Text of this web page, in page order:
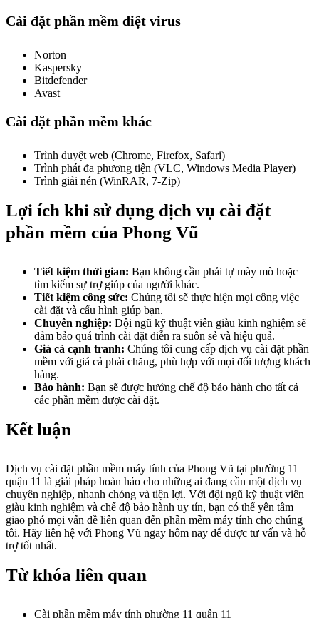
Cài đặt phần mềm diệt virus
Norton
Kaspersky
Bitdefender
Avast
Cài đặt phần mềm khác
Trình duyệt web (Chrome, Firefox, Safari)
Trình phát đa phương tiện (VLC, Windows Media Player)
Trình giải nén (WinRAR, 7-Zip)
Lợi ích khi sử dụng dịch vụ cài đặt
phần mềm của Phong Vũ
Tiết kiệm thời gian: Bạn không cần phải tự mày mò hoặc
tìm kiếm sự trợ giúp của người khác.
Tiết kiệm công sức: Chúng tôi sẽ thực hiện mọi công việc
cài đặt và cấu hình giúp bạn.
Chuyên nghiệp: Đội ngũ kỹ thuật viên giàu kinh nghiệm sẽ
đảm bảo quá trình cài đặt diễn ra suôn sẻ và hiệu quả.
Giá cả cạnh tranh: Chúng tôi cung cấp dịch vụ cài đặt phần
mềm với giá cả phải chăng, phù hợp với mọi đối tượng khách
hàng.
Bảo hành: Bạn sẽ được hưởng chế độ bảo hành cho tất cả
các phần mềm được cài đặt.
Kết luận
Dịch vụ cài đặt phần mềm máy tính của Phong Vũ tại phường 11
quận 11 là giải pháp hoàn hảo cho những ai đang cần một dịch vụ
chuyên nghiệp, nhanh chóng và tiện lợi. Với đội ngũ kỹ thuật viên
giàu kinh nghiệm và chế độ bảo hành uy tín, bạn có thể yên tâm
giao phó mọi vấn đề liên quan đến phần mềm máy tính cho chúng
tôi. Hãy liên hệ với Phong Vũ ngay hôm nay để được tư vấn và hỗ
trợ tốt nhất.
Từ khóa liên quan
Cài phần mềm máy tính phường 11 quận 11